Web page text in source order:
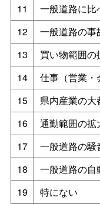
11
一般道路に比
12
一般道路の事
13
買い物範囲の
14
仕事（営業・
15
県内産業の
16
通勤範囲の拡
17
一般道路の騒
18
一般道路の自
19
特にない